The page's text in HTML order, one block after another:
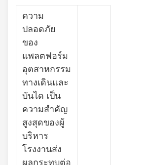
ความ
ปลอดภัย
ของ
แพลตฟอร์ม
อุตสาหกรรม
ทางเดินและ
บันได เป็น
ความสําคัญ
สูงสุดของผู้
บริหาร
โรงงานส่ง
ผลกระทบต่อ